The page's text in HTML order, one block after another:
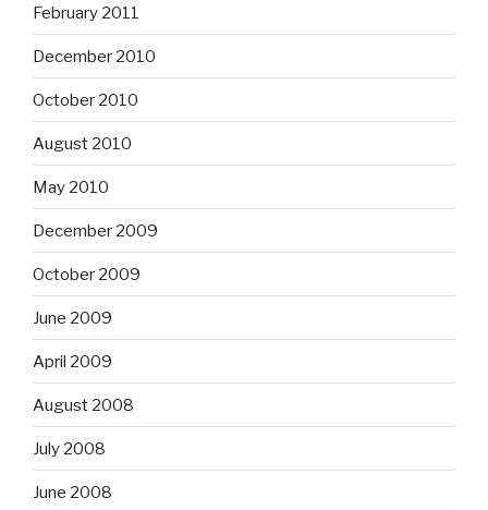
February 2011
December 2010
October 2010
August 2010
May 2010
December 2009
October 2009
June 2009
April 2009
August 2008
July 2008
June 2008